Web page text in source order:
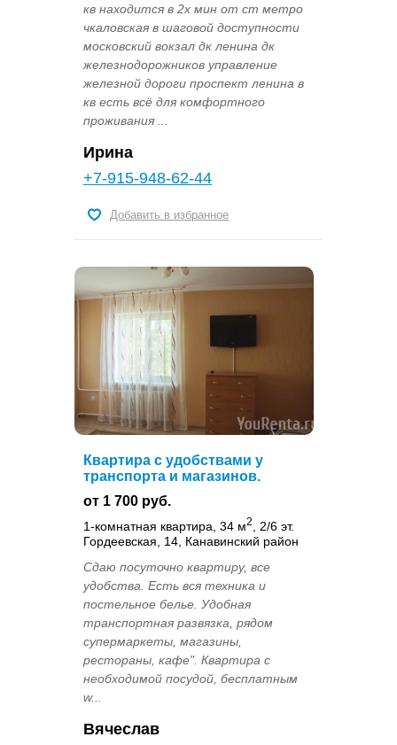
кв находится в 2х мин от ст метро
чкаловская в шаговой доступности
московский вокзал дк ленина дк
железнодорожников управление
железной дороги проспект ленина в
кв есть всё для комфортного
проживания ...
Ирина
+7-915-948-62-44
Добавить в избранное
Квартира с удобствами у
транспорта и магазинов.
от 1 700 руб.
1-комнатная квартира, 34 м2
, 2/6 эт.
Гордеевская, 14, Канавинский район
Сдаю посуточно квартиру, все
удобства. Есть вся техника и
постельное белье. Удобная
транспортная развязка, рядом
супермаркеты, магазины,
рестораны, кафе". Квартира с
необходимой посудой, бесплатным
w...
Вячеслав